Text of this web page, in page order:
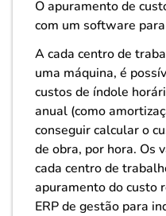
O apuramento de
com um software
A cada centro de
uma máquina, é
custos de índole
anual (como
conseguir calcular o
de obra, por hora. Os
cada centro de
apuramento do custo
ERP de gestão para